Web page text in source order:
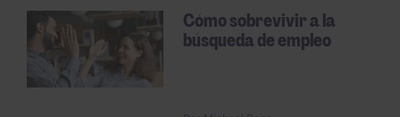
Cómo sobrevivir a la
búsqueda de empleo